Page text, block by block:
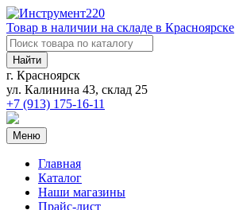
Товар в наличии на складе в Красноярске
Найти
г. Красноярск
ул. Калинина 43, склад 25
+7 (913) 175-16-11
Меню
Главная
Каталог
Наши магазины
Прайс-лист